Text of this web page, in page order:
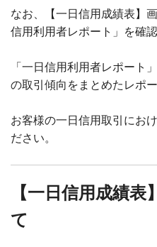
なお、【一日信用成績表】
信用利用者レポート」を確認
「一日信用利用者レポート
の取引傾向をまとめたレポー
お客様の一日信用取引にお
ださい。
【一日信用成績
て